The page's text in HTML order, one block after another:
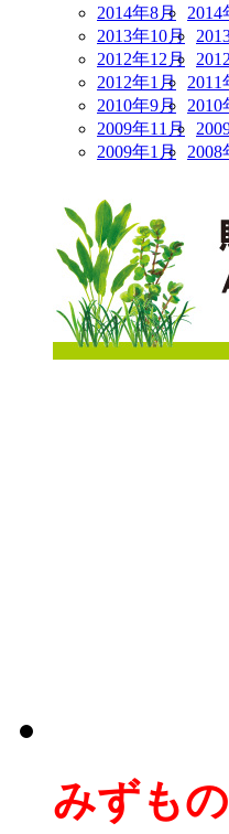
2014年8月
2014
2013年10月
2012年12月
2012年1月
2011
2010年9月
2010
2009年11月
2009年1月
2008
みずも